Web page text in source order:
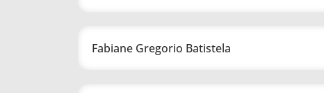
Fabiane Gregorio Batistela